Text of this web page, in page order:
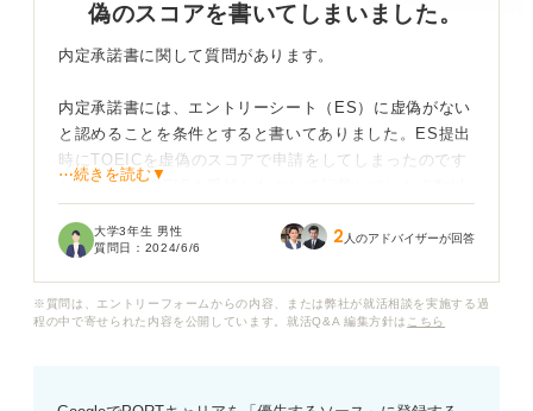
偽のスコアを書いてしまいました。
内定承諾書に関して質問があります。
内定承諾書には、エントリーシート（ES）に虚偽がない
と認めることを条件とすると書いてありました。ES提出
時にTOEICを虚偽のスコアで申請をしてしまったのです
が、その後TOEICを受検しなおして記載していた点数以
承諾書はまだ提出していません。
たスコアを提出するつもりですが、点数が少し上がって
⋯続きを読む▼
大学3年生 男性
質問日： 2024/6/6 2 人のアドバイザーが回答
※質問は、エントリーフォームからの内容、または弊社が就活相談を実施する過
程の中で寄せられた内容を公開しています。就活Q&A 編集方針は こちら